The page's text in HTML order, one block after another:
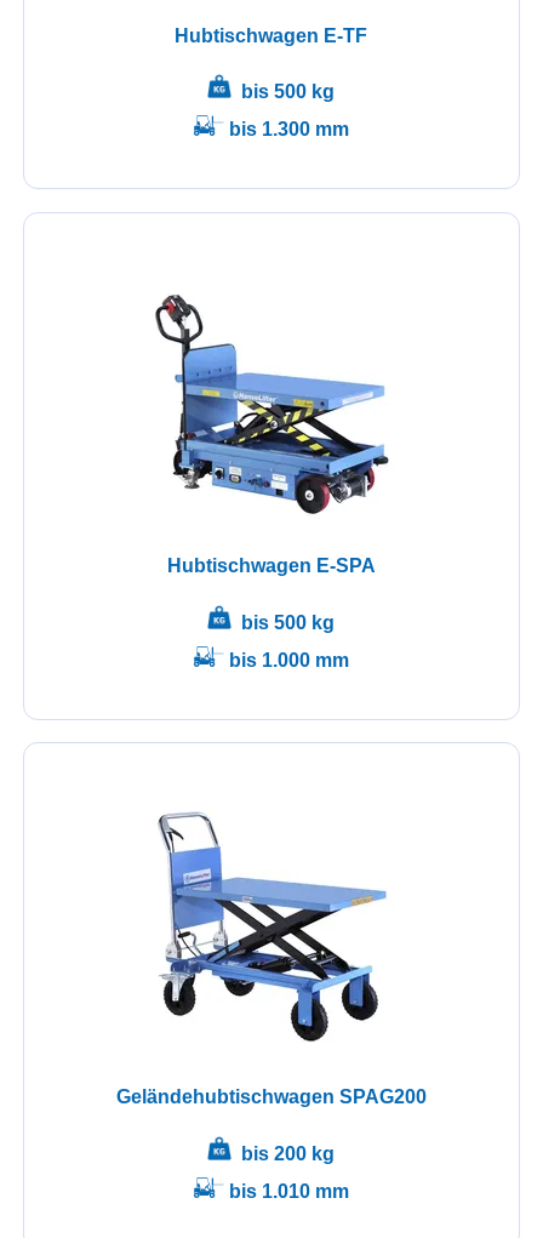
Hubtischwagen E-TF
bis 500 kg
bis 1.300 mm
Hubtischwagen E-SPA
bis 500 kg
bis 1.000 mm
Geländehubtischwagen SPAG200
bis 200 kg
bis 1.010 mm